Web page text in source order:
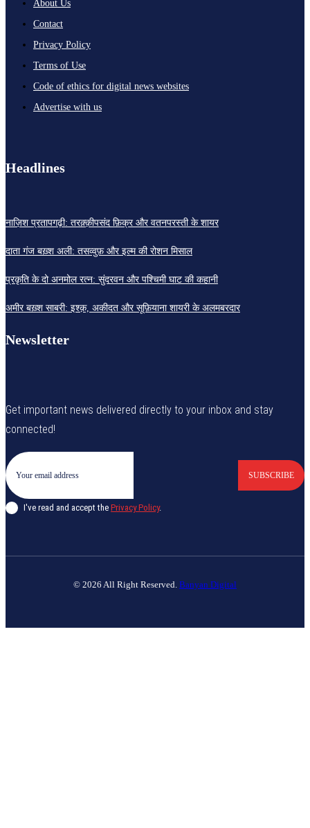
About Us
Contact
Privacy Policy
Terms of Use
Code of ethics for digital news websites
Advertise with us
Headlines
नाज़िश प्रतापगढ़ी: तरक़्क़ीपसंद फ़िक्र और वतनपरस्ती के शायर
दाता गंज बख़्श अली: तसव्वुफ़ और इल्म की रोशन मिसाल
प्रकृति के दो अनमोल रत्न: सुंदरवन और पश्चिमी घाट की कहानी
अमीर बख़्श साबरी: इश्क़, अकीदत और सूफ़ियाना शायरी के अलमबरदार
Newsletter
Get important news delivered directly to your inbox and stay
connected!
SUBSCRIBE
I've read and accept the Privacy Policy.
© 2026 All Right Reserved. Banyan Digital